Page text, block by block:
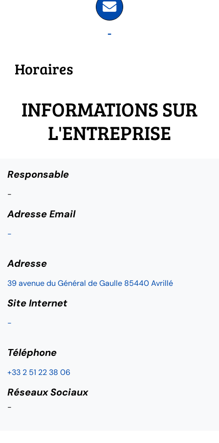
-
Horaires
INFORMATIONS SUR
L'ENTREPRISE
Responsable
-
Adresse Email
-
Adresse
39 avenue du Général de Gaulle 85440 Avrillé
Site Internet
-
Téléphone
+33 2 51 22 38 06
Réseaux Sociaux
-